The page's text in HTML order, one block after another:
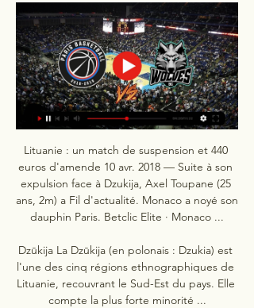
Lituanie : un match de suspension et 440
euros d'amende 10 avr. 2018 — Suite à son
expulsion face à Dzukija, Axel Toupane (25
ans, 2m) a Fil d'actualité. Monaco a noyé son
dauphin Paris. Betclic Elite · Monaco ...
Dzūkija La Dzūkija (en polonais : Dzukia) est
l'une des cinq régions ethnographiques de
Lituanie, recouvrant le Sud-Est du pays. Elle
compte la plus forte minorité ...